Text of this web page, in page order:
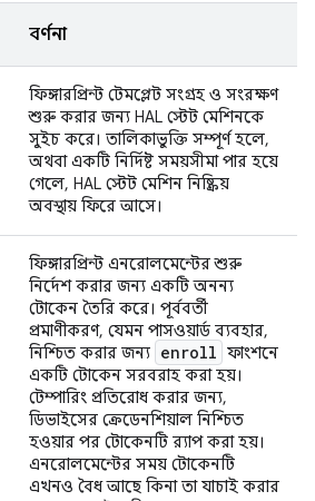
বর্ণনা
ফিঙ্গারপ্রিন্ট টেমপ্লেট সংগ্রহ ও সংরক্ষণ
শুরু করার জন্য HAL স্টেট মেশিনকে
সুইচ করে। তালিকাভুক্তি সম্পূর্ণ হলে,
অথবা একটি নির্দিষ্ট সময়সীমা পার হয়ে
গেলে, HAL স্টেট মেশিন নিষ্ক্রিয়
অবস্থায় ফিরে আসে।
ফিঙ্গারপ্রিন্ট এনরোলমেন্টের শুরু
নির্দেশ করার জন্য একটি অনন্য
টোকেন তৈরি করে। পূর্ববর্তী
প্রমাণীকরণ, যেমন পাসওয়ার্ড ব্যবহার,
নিশ্চিত করার জন্য enroll ফাংশনে
একটি টোকেন সরবরাহ করা হয়।
টেম্পারিং প্রতিরোধ করার জন্য,
ডিভাইসের ক্রেডেনশিয়াল নিশ্চিত
হওয়ার পর টোকেনটি র‍্যাপ করা হয়।
এনরোলমেন্টের সময় টোকেনটি
এখনও বৈধ আছে কিনা তা যাচাই করার